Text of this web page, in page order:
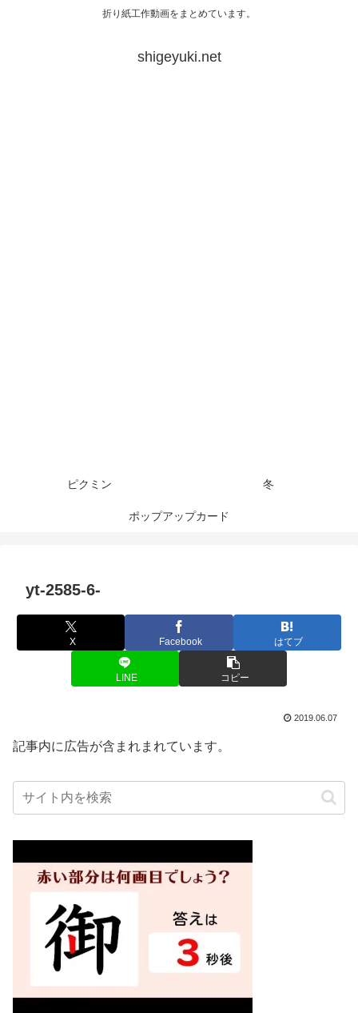
折り紙工作動画をまとめています。
shigeyuki.net
ピクミン 冬
ポップアップカード
yt-2585-6-
X Facebook はてブ
LINE コピー
2019.06.07
記事内に広告が含まれまれています。